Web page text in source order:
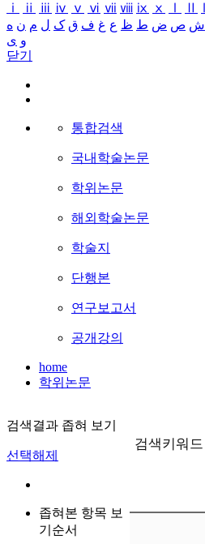
ⅰ
ⅱ ⅲ ⅳ ⅴ ⅵ ⅶ ⅷ ⅸ ⅹ
ش ص ض ط ظ ع غ ف ق ک ل م ن ه
و ی
닫기
통합검색
국내학술논문
학위논문
해외학술논문
학술지
단행본
연구보고서
공개강의
home
학위논문
검색결과 좁혀 보기
선택해제
좁혀본 항목 보
기순서
검색키워드